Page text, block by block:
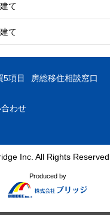
て
て
5項目
房総移住相談窓口
わせ
Inc. All Rights Reserved.
Produced by